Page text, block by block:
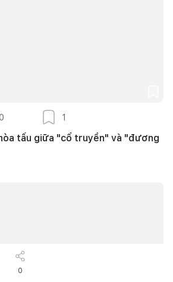
1
tấu giữa "cổ truyền" và "đương
0
Kết nối thiết kế, thi công